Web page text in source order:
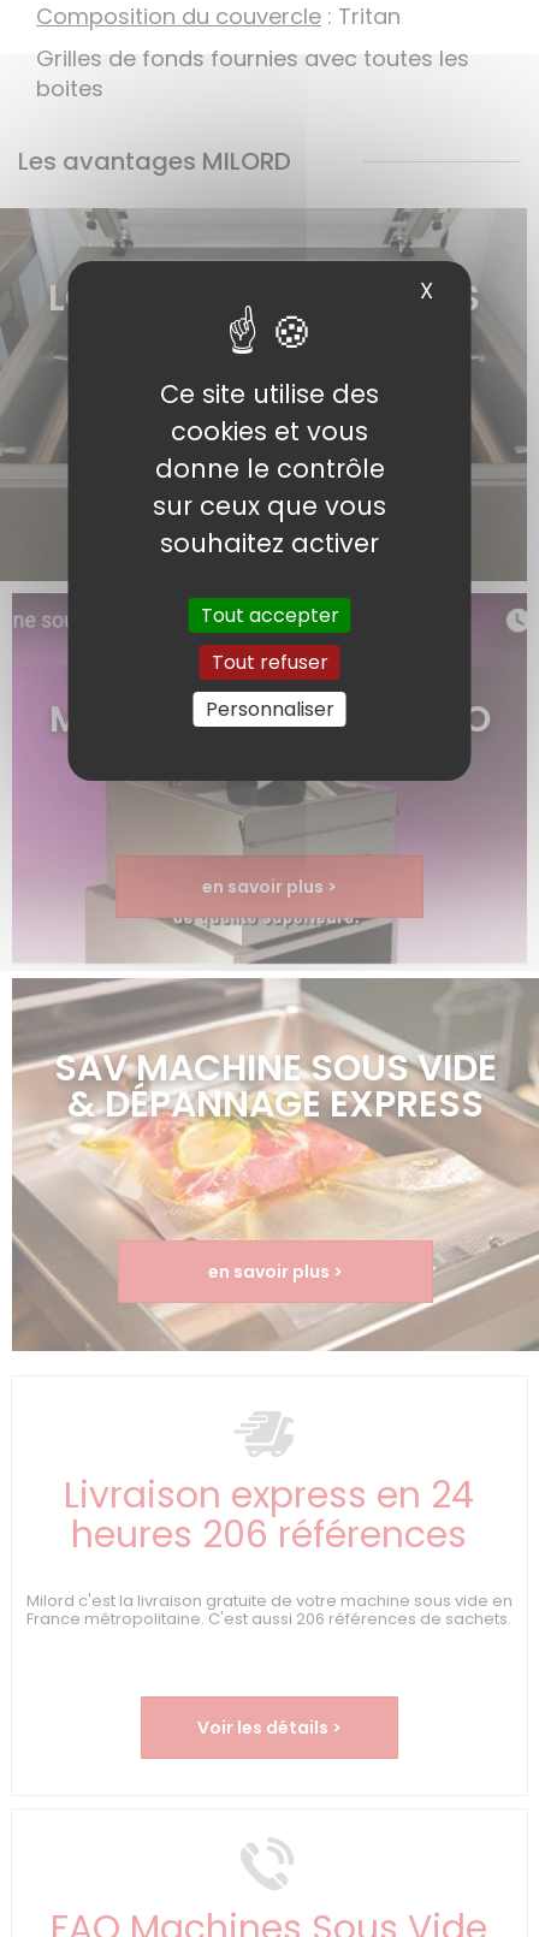
Composition du couvercle : Tritan
Grilles de fonds fournies avec toutes les
boites
Les avantages MILORD
LOCATION DE MACHINES
SOUS VIDE
PROFESSIONNELLES EN
FRANCE
en savoir plus >
TUTORIELS VIDÉO
MACHINE SOUS VIDE PRO
en savoir plus >
SAV MACHINE SOUS VIDE
& DÉPANNAGE EXPRESS
en savoir plus >
Livraison express en 24
heures 206 références
Milord c'est la livraison gratuite de votre machine sous vide en
France métropolitaine. C'est aussi 206 références de sachets.
Voir les détails >
Ce site utilise des
cookies et vous
donne le contrôle
sur ceux que vous
souhaitez activer
Tout accepter
Tout refuser
Personnaliser
XMasquer